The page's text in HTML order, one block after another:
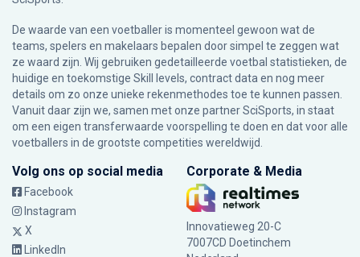
De waarde van een voetballer is momenteel gewoon wat de
teams, spelers en makelaars bepalen door simpel te zeggen wat
ze waard zijn. Wij gebruiken gedetailleerde voetbal statistieken, de
huidige en toekomstige Skill levels, contract data en nog meer
details om zo onze unieke rekenmethodes toe te kunnen passen.
Vanuit daar zijn we, samen met onze partner SciSports, in staat
om een eigen transferwaarde voorspelling te doen en dat voor alle
voetballers in de grootste competities wereldwijd.
Volg ons op social media
Facebook
Instagram
X
LinkedIn
Corporate & Media
Innovatieweg 20-C
7007CD Doetinchem